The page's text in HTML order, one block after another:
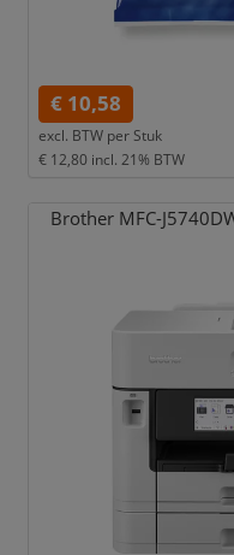
€ 10,58
excl. BTW per Stuk
€ 12,80 incl. 21% BTW
Brother MFC-